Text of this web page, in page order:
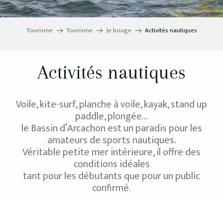
Tourisme Tourisme Je bouge Activités nautiques
Activités nautiques
Voile, kite-surf, planche à voile, kayak, stand up
paddle, plongée…
le Bassin d’Arcachon est un paradis pour les
amateurs de sports nautiques.
Véritable petite mer intérieure, il offre des
conditions idéales
tant pour les débutants que pour un public
confirmé.